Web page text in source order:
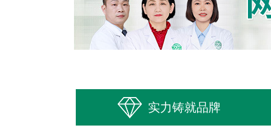
实力铸就品牌